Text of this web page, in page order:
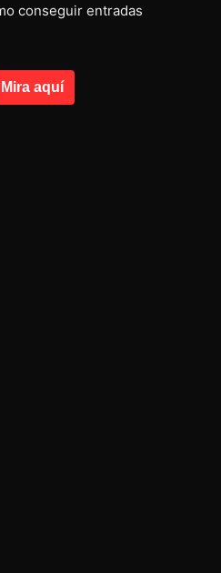
conseguir entradas
Mira aquí